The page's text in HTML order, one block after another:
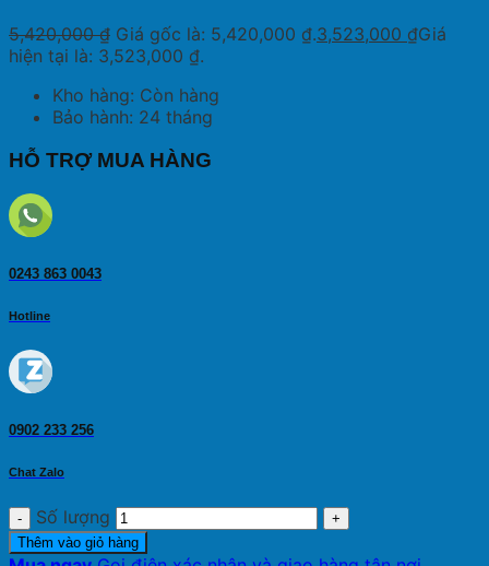
5,420,000₫ Giá gốc là: 5,420,000 ₫.3,523,000 ₫Giá
hiện tại là: 3,523,000 ₫.
Kho hàng: Còn hàng
Bảo hành: 24 tháng
HỖ TRỢ MUA HÀNG
0243 863 0043
Hotline
0902 233 256
Chat Zalo
Số lượng
Thêm vào giỏ hàng